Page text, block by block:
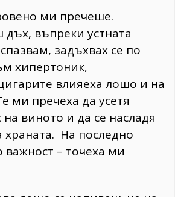
ми пречеше.
въпреки устната
задъхвах се по
хипертоник,
влияеха лошо и на
ми пречеха да усетя
на виното и да се насладя
храната. На последно
важност – точеха ми